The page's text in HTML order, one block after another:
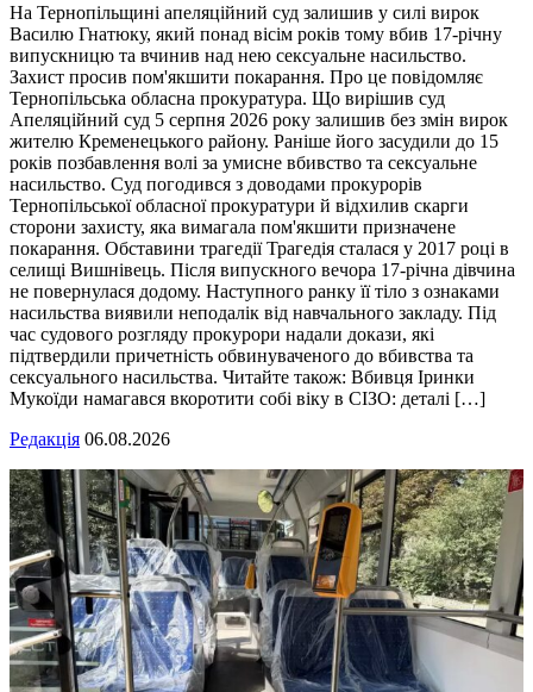
На Тернопільщині апеляційний суд залишив у силі вирок
Василю Гнатюку, який понад вісім років тому вбив 17-річну
випускницю та вчинив над нею сексуальне насильство.
Захист просив пом'якшити покарання. Про це повідомляє
Тернопільська обласна прокуратура. Що вирішив суд
Апеляційний суд 5 серпня 2026 року залишив без змін вирок
жителю Кременецького району. Раніше його засудили до 15
років позбавлення волі за умисне вбивство та сексуальне
насильство. Суд погодився з доводами прокурорів
Тернопільської обласної прокуратури й відхилив скарги
сторони захисту, яка вимагала пом'якшити призначене
покарання. Обставини трагедії Трагедія сталася у 2017 році в
селищі Вишнівець. Після випускного вечора 17-річна дівчина
не повернулася додому. Наступного ранку її тіло з ознаками
насильства виявили неподалік від навчального закладу. Під
час судового розгляду прокурори надали докази, які
підтвердили причетність обвинуваченого до вбивства та
сексуального насильства. Читайте також: Вбивця Іринки
Мукоїди намагався вкоротити собі віку в СІЗО: деталі […]
Редакція 06.08.2026